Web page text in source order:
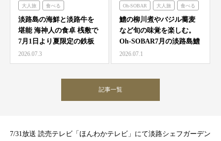
大人旅 食べる
海神人の食卓
淡路島の海鮮と淡路牛を
堪能 海神人の食卓 桟敷で
7月1日より夏限定の鉄板
焼きコース4種が登…
2026.07.3
Oh-SOBAR 大人旅 食べる
鱧の柳川煮やバジル蕎麦
など旬の味覚を楽しむ。
Oh-SOBAR7月の淡路島鱧
会席
2026.07.1
記事一覧
7/31放送 読売テレビ「ほんわかテレビ」にて淡路シェフガーデン